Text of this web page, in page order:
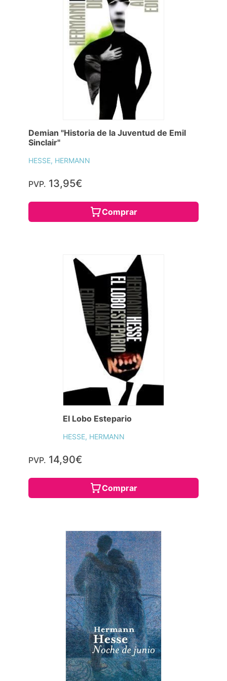
Demian "Historia de la Juventud de Emil
Sinclair"
HESSE, HERMANN
PVP. 13,95€
Comprar
El Lobo Estepario
HESSE, HERMANN
PVP. 14,90€
Comprar